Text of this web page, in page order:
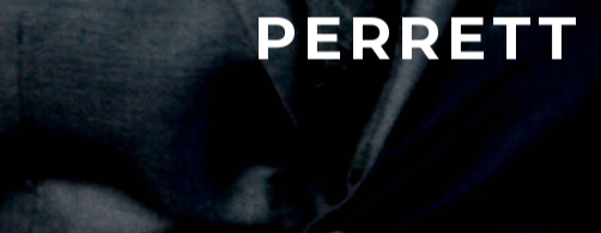
PERRETT